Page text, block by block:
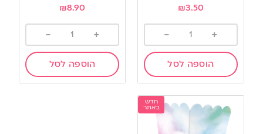
₪3.50
+
-
הוספה לסל
₪8.90
+
-
הוספה לסל
חדש
באתר